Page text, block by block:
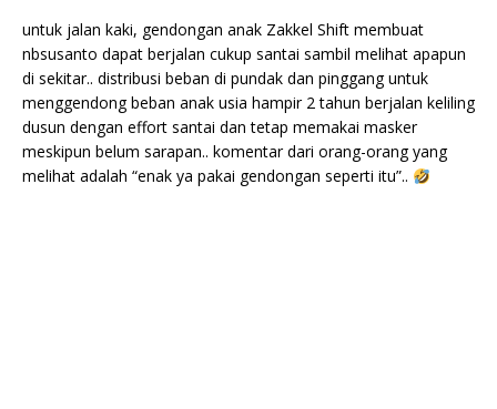
untuk jalan kaki, gendongan anak Zakkel Shift membuat
nbsusanto dapat berjalan cukup santai sambil melihat apapun
di sekitar.. distribusi beban di pundak dan pinggang untuk
menggendong beban anak usia hampir 2 tahun berjalan keliling
dusun dengan effort santai dan tetap memakai masker
meskipun belum sarapan.. komentar dari orang-orang yang
melihat adalah “enak ya pakai gendongan seperti itu”..